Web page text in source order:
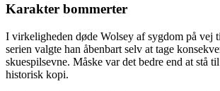
Karakter bommerter
I virkeligheden døde Wolsey af sygdom på vej
serien valgte han åbenbart selv at tage
skuespilsevne. Måske var det bedre end at stå
historisk kopi.